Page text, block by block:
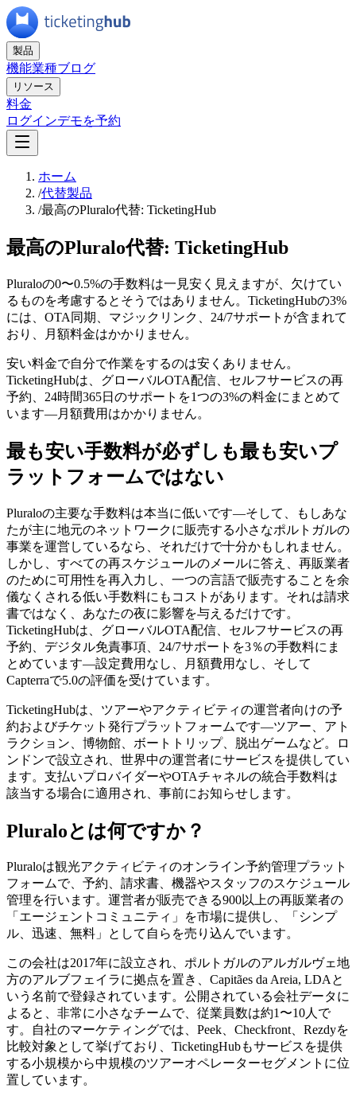
製品
機能業種ブログ
リソース
料金
ログインデモを予約
ホーム
/代替製品
/最高のPluralo代替: TicketingHub
最高のPluralo代替: TicketingHub
Pluraloの0〜0.5%の手数料は一見安く見えますが、欠けてい
るものを考慮するとそうではありません。TicketingHubの3%
には、OTA同期、マジックリンク、24/7サポートが含まれて
おり、月額料金はかかりません。
安い料金で自分で作業をするのは安くありません。
TicketingHubは、グローバルOTA配信、セルフサービスの再
予約、24時間365日のサポートを1つの3%の料金にまとめて
います—月額費用はかかりません。
最も安い手数料が必ずしも最も安いプ
ラットフォームではない
Pluraloの主要な手数料は本当に低いです—そして、もしあな
たが主に地元のネットワークに販売する小さなポルトガルの
事業を運営しているなら、それだけで十分かもしれません。
しかし、すべての再スケジュールのメールに答え、再販業者
のために可用性を再入力し、一つの言語で販売することを余
儀なくされる低い手数料にもコストがあります。それは請求
書ではなく、あなたの夜に影響を与えるだけです。
TicketingHubは、グローバルOTA配信、セルフサービスの再
予約、デジタル免責事項、24/7サポートを3％の手数料にま
とめています—設定費用なし、月額費用なし、そして
Capterraで5.0の評価を受けています。
TicketingHubは、ツアーやアクティビティの運営者向けの予
約およびチケット発行プラットフォームです—ツアー、アト
ラクション、博物館、ボートトリップ、脱出ゲームなど。ロ
ンドンで設立され、世界中の運営者にサービスを提供してい
ます。支払いプロバイダーやOTAチャネルの統合手数料は
該当する場合に適用され、事前にお知らせします。
Pluraloとは何ですか？
Pluraloは観光アクティビティのオンライン予約管理プラット
フォームで、予約、請求書、機器やスタッフのスケジュール
管理を行います。運営者が販売できる900以上の再販業者の
「エージェントコミュニティ」を市場に提供し、「シンプ
ル、迅速、無料」として自らを売り込んでいます。
この会社は2017年に設立され、ポルトガルのアルガルヴェ地
方のアルブフェイラに拠点を置き、Capitães da Areia, LDAと
いう名前で登録されています。公開されている会社データに
よると、非常に小さなチームで、従業員数は約1〜10人で
す。自社のマーケティングでは、Peek、Checkfront、Rezdyを
比較対象として挙げており、TicketingHubもサービスを提供
する小規模から中規模のツアーオペレーターセグメントに位
置しています。